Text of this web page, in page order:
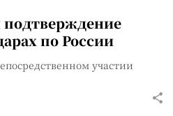
по России
участии